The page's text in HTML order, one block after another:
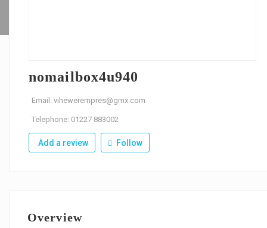
nomailbox4u940
Email: vihewerempres@gmx.com
Telephone: 01227 883002
Add a review Follow
Overview